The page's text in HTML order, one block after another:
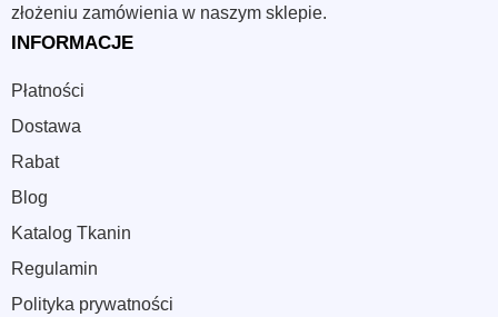
złożeniu zamówienia w naszym sklepie.
INFORMACJE
Płatności
Dostawa
Rabat
Blog
Katalog Tkanin
Regulamin
Polityka prywatności